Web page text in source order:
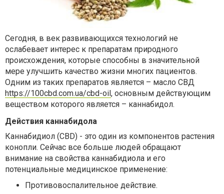
Сегодня, в век развивающихся технологий не
ослабевает интерес к препаратам природного
происхождения, которые способны в значительной
мере улучшить качество жизни многих пациентов.
Одним из таких препаратов является – масло СВД
https://100cbd.com.ua/cbd-oil, основным действующим
веществом которого является – каннабидол.
Действия каннабидола
Каннабидиол (CBD) - это один из компонентов растения
конопли. Сейчас все больше людей обращают
внимание на свойства каннабидиола и его
потенциальные медицинское применение:
Противовоспалительное действие.